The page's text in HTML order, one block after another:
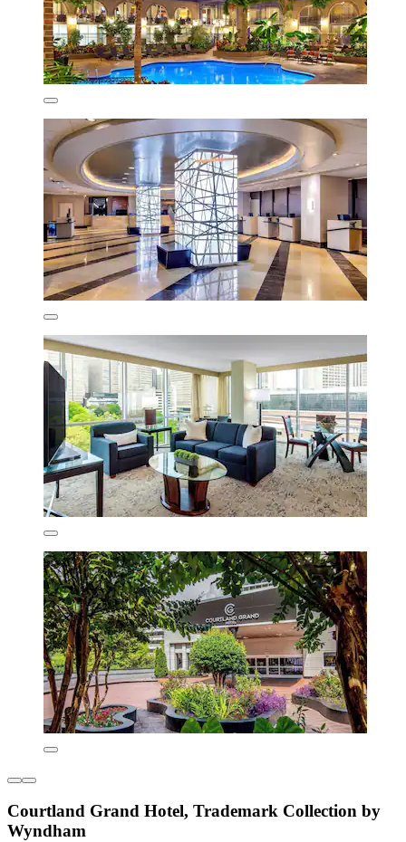
Courtland Grand Hotel, Trademark Collection by
Wyndham